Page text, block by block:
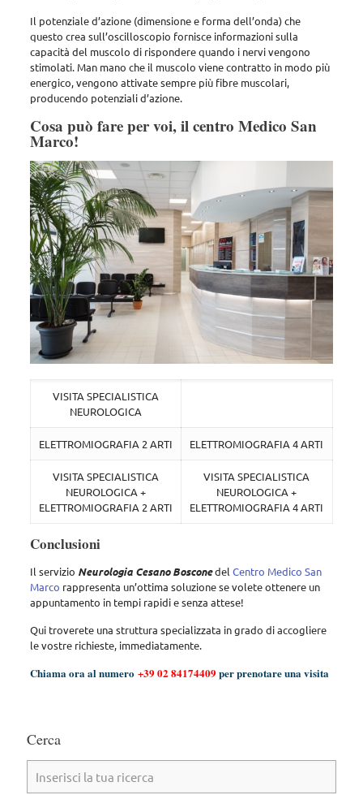
Il potenziale d’azione (dimensione e forma dell’onda) che
questo crea sull’oscilloscopio fornisce informazioni sulla
capacità del muscolo di rispondere quando i nervi vengono
stimolati. Man mano che il muscolo viene contratto in modo più
energico, vengono attivate sempre più fibre muscolari,
producendo potenziali d’azione.
Cosa può fare per voi, il centro Medico San
Marco!
VISITA SPECIALISTICA
NEUROLOGICA
ELETTROMIOGRAFIA 2 ARTI ELETTROMIOGRAFIA 4 ARTI
VISITA SPECIALISTICA
NEUROLOGICA +
ELETTROMIOGRAFIA 2 ARTI
VISITA SPECIALISTICA
NEUROLOGICA +
ELETTROMIOGRAFIA 4 ARTI
Conclusioni
Il servizio Neurologia Cesano Bosconedel Centro Medico San
Marco rappresenta un’ottima soluzione se volete ottenere un
appuntamento in tempi rapidi e senza attese!
Qui troverete una struttura specializzata in grado di accogliere
le vostre richieste, immediatamente.
Chiama ora al numero +39 02 84174409per prenotare una visita
Cerca